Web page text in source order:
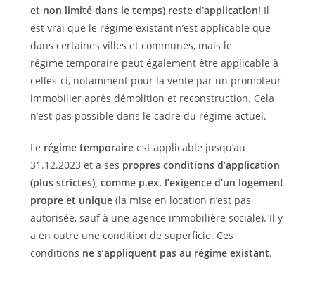
et non limité dans le temps) reste d’application! Il
est vrai que le régime existant n’est applicable que
dans certaines villes et communes, mais le
régime temporaire peut également être applicable à
celles-ci, notamment pour la vente par un promoteur
immobilier après démolition et reconstruction. Cela
n’est pas possible dans le cadre du régime actuel.
Le régime temporaireest applicable jusqu’au
31.12.2023 et a ses propres conditions d’application
(plus strictes), comme p.ex. l’exigence d’un logement
propre et unique(la mise en location n’est pas
autorisée, sauf à une agence immobilière sociale). Il y
a en outre une condition de superficie. Ces
conditions ne s’appliquent pas au régime existant.